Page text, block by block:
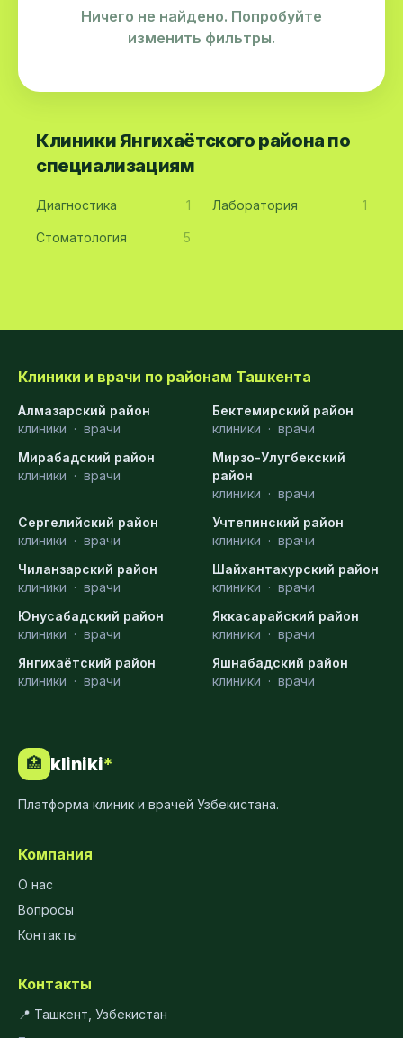
Ничего не найдено. Попробуйте
изменить фильтры.
Клиники Янгихаётского района по
специализациям
Диагностика 1 Лаборатория 1
Стоматология 5
Клиники и врачи по районам Ташкента
Алмазарский район
клиники · врачи
Бектемирский район
клиники · врачи
Мирабадский район
клиники · врачи
Мирзо-Улугбекский
район
клиники · врачи
Сергелийский район
клиники · врачи
Учтепинский район
клиники · врачи
Чиланзарский район
клиники · врачи
Шайхантахурский район
клиники · врачи
Юнусабадский район
клиники · врачи
Яккасарайский район
клиники · врачи
Янгихаётский район
клиники · врачи
Яшнабадский район
клиники · врачи
🏥 kliniki*
Платформа клиник и врачей Узбекистана.
Компания
О нас
Вопросы
Контакты
Контакты
📍 Ташкент, Узбекистан